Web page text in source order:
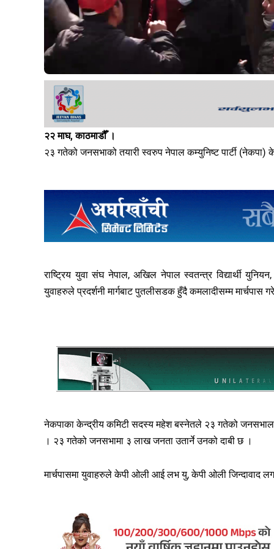
२२ माघ, काठमाडौँ ।
२३ गतेको जनसभाको तयारी स्वरुप नेपाल कम्युनिष्ट पार्टी (नेकपा)
राष्ट्रिय युवा संघ नेपाल, अखिल नेपाल स्वतन्त्र विद्यार्थी
युवाहरुले प्रदर्शनी मार्गबाट पुतलीसडक हुँदै कमलादीसम्म मार्चपास
नेकपाका केन्द्रीय कमिटी सदस्य महेश बस्नेतले २३ गतेको
। २३ गतेको जनसभामा ३ लाख जनता उतार्ने उनको दाबी छ ।
मार्चपासमा युवाहरुले केपी ओली आई लभ यु, केपी ओली जिन्दावाद